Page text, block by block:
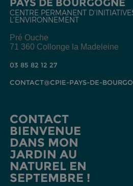
PAYS DE BOURGOGNE
CENTRE PERMANENT
L'ENVIRONNEMENT
Pré Ouche
71 360 Collonge la Madeleine
03 85 82 12 27
CONTACT@CPIE-PAYS-DE-
CONTACT
BIENVENUE
DANS MON
JARDIN AU
NATUREL EN
SEPTEMBRE !